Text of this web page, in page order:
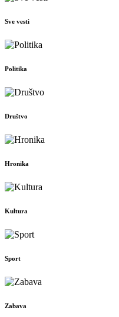
Sve vesti
Politika
Društvo
Hronika
Kultura
Sport
Zabava